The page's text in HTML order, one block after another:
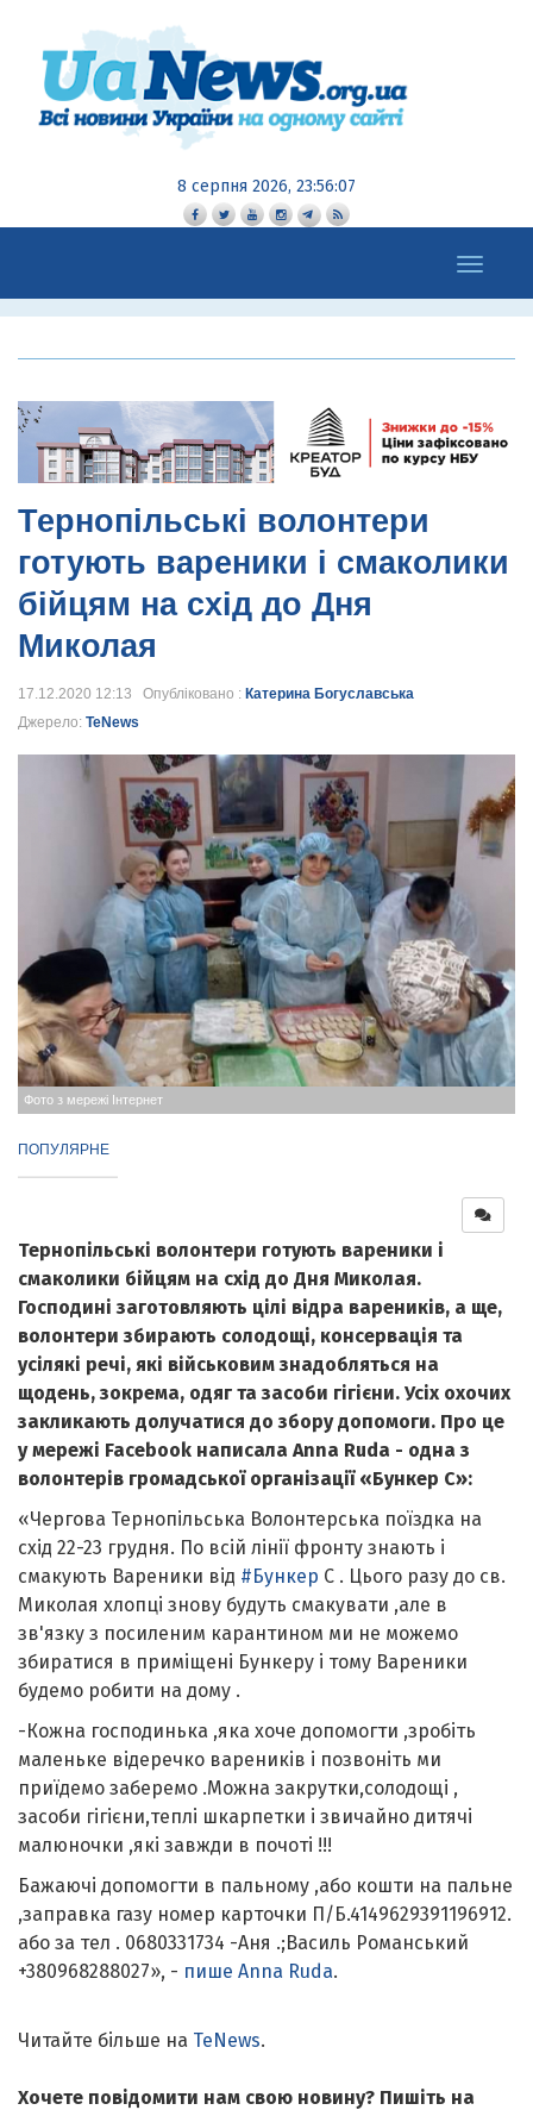
8 серпня 2026, 23:56:08
Toggle
navigation
Тернопільські волонтери
готують вареники і смаколики
бійцям на схід до Дня
Миколая
17.12.2020 12:13 Опубліковано : Катерина Богуславська
Джерело: TeNews
Фото з мережі Інтернет
ПОПУЛЯРНЕ
Тернопільські волонтери готують вареники і
смаколики бійцям на схід до Дня Миколая.
Господині заготовляють цілі відра вареників, а ще,
волонтери збирають солодощі, консервація та
усілякі речі, які військовим знадобляться на
щодень, зокрема, одяг та засоби гігієни. Усіх охочих
закликають долучатися до збору допомоги. Про це
у мережі Facebook написала Anna Ruda - одна з
волонтерів громадської організації «Бункер С»:
«Чергова Тернопільська Волонтерська поїздка на
схід 22-23 грудня. По всій лінії фронту знають і
смакують Вареники від #Бункер С . Цього разу до св.
Миколая хлопці знову будуть смакувати ,але в
зв'язку з посиленим карантином ми не можемо
збиратися в приміщені Бункеру і тому Вареники
будемо робити на дому .
-Кожна господинька ,яка хоче допомогти ,зробіть
маленьке відеречко вареників і позвоніть ми
приїдемо заберемо .Можна закрутки,солодощі ,
засоби гігієни,теплі шкарпетки і звичайно дитячі
малюночки ,які завжди в почоті !!!
Бажаючі допомогти в пальному ,або кошти на пальне
,заправка газу номер карточки П/Б.4149629391196912.
або за тел . 0680331734 -Аня .;Василь Романський
+380968288027», - пише Anna Ruda.
Читайте більше на TeNews.
Хочете повідомити нам свою новину? Пишіть на